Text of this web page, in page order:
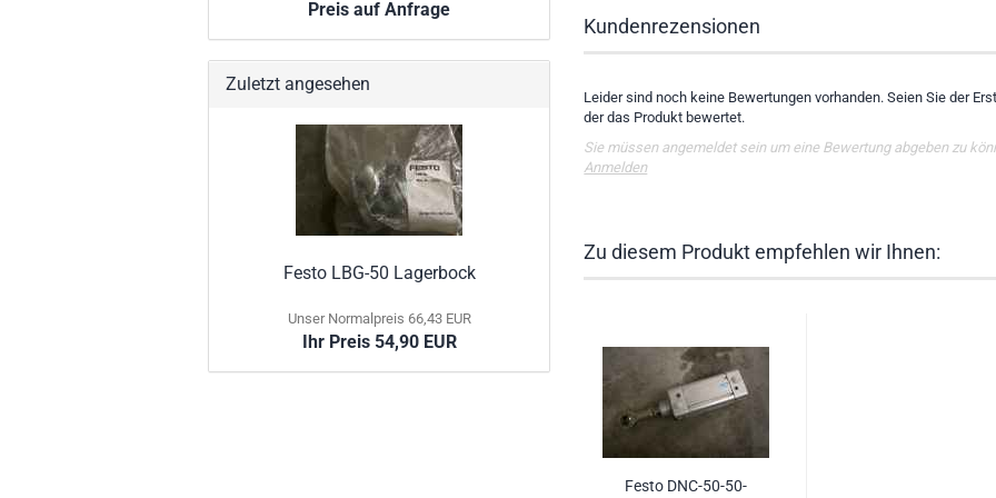
Kundenrezensionen
Leider sind noch keine Bewertungen vorhanden. Seien Sie der
der das Produkt bewertet.
Sie müssen angemeldet sein um eine Bewertung abgeben zu
Anmelden
Zu diesem Produkt empfehlen wir Ihnen:
Festo DNC-50-50-
Preis auf Anfrage
Zuletzt angesehen
Festo LBG-50 Lagerbock
Unser Normalpreis 66,43 EUR
Ihr Preis 54,90 EUR